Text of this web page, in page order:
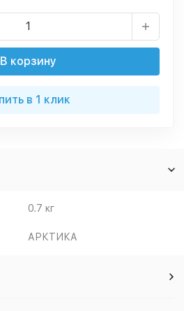
В корзину
в 1 клик
0.7 кг
АРКТИКА